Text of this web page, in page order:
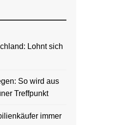
Lohnt sich
So wird aus
Treffpunkt
immer